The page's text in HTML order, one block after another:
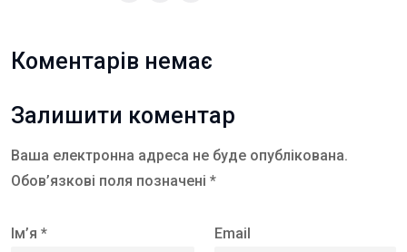
Коментарів немає
Залишити коментар
Ваша електронна адреса не буде опублікована.
Обов’язкові поля позначені *
Ім’я * Email